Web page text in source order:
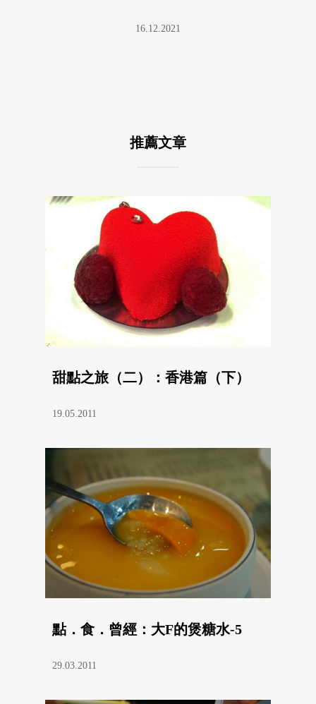
16.12.2021
推薦文章
甜點之旅（二）：香港篇（下）
19.05.2011
點．食．曾經：大F的煲糖水-5
29.03.2011